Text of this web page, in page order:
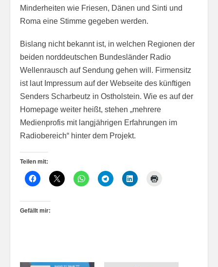
Minderheiten wie Friesen, Dänen und Sinti und
Roma eine Stimme gegeben werden.
Bislang nicht bekannt ist, in welchen Regionen der
beiden norddeutschen Bundesländer Radio
Wellenrausch auf Sendung gehen will. Firmensitz
ist laut Impressum auf der Webseite des künftigen
Senders Scharbeutz in Ostholstein. Wie es auf der
Homepage weiter heißt, stehen „mehrere
Medienprofis mit langjährigen Erfahrungen im
Radiobereich“ hinter dem Projekt.
Teilen mit:
Gefällt mir: